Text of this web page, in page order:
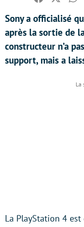
Facebook
Twitter
Sony a officialisé
après la sortie de
constructeur n’a
support, mais a
La PlayStation 4 est